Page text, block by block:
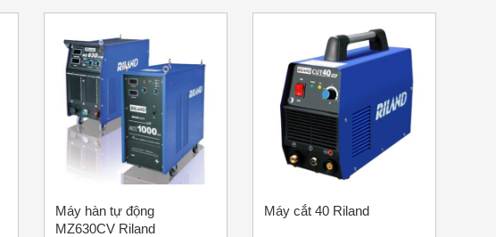
Máy hàn tự động
MZ630CV Riland
Máy cắt 40 Riland